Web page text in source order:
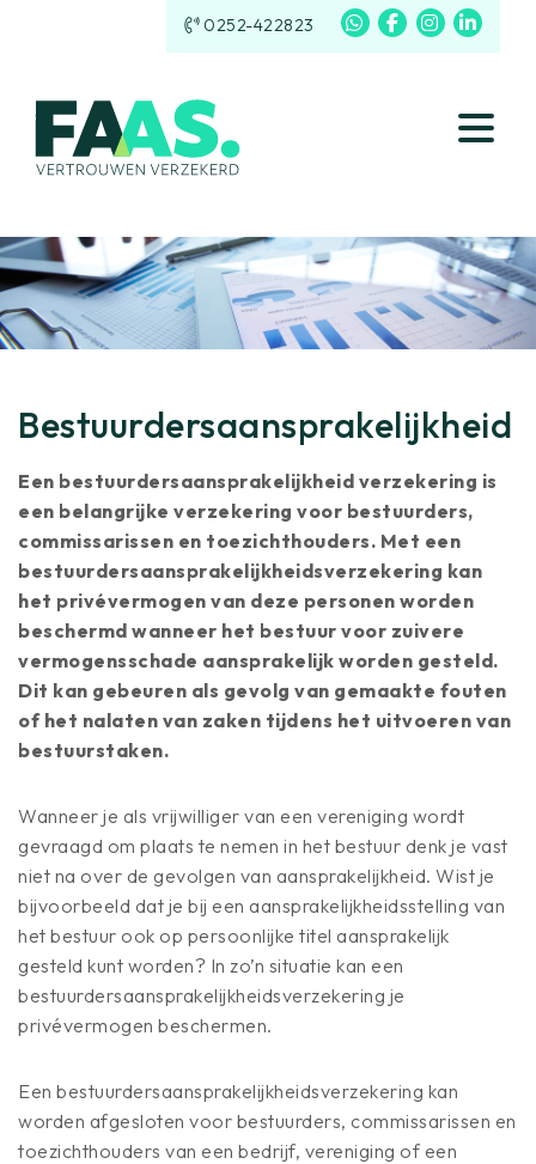
0252-422823
Bestuurdersaansprakelijkheid
Een bestuurdersaansprakelijkheid verzekering is
een belangrijke verzekering voor bestuurders,
commissarissen en toezichthouders. Met een
bestuurdersaansprakelijkheidsverzekering kan
het privévermogen van deze personen worden
beschermd wanneer het bestuur voor zuivere
vermogensschade aansprakelijk worden gesteld.
Dit kan gebeuren als gevolg van gemaakte fouten
of het nalaten van zaken tijdens het uitvoeren van
bestuurstaken.
Wanneer je als vrijwilliger van een vereniging wordt
gevraagd om plaats te nemen in het bestuur denk je vast
niet na over de gevolgen van aansprakelijkheid. Wist je
bijvoorbeeld dat je bij een aansprakelijkheidsstelling van
het bestuur ook op persoonlijke titel aansprakelijk
gesteld kunt worden? In zo’n situatie kan een
bestuurdersaansprakelijkheidsverzekering je
privévermogen beschermen.
Een bestuurdersaansprakelijkheidsverzekering kan
worden afgesloten voor bestuurders, commissarissen en
toezichthouders van een bedrijf, vereniging of een